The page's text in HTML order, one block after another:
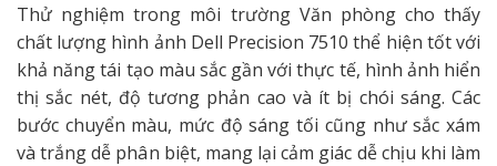
Thử nghiệm trong môi trường Văn phòng cho thấy
chất lượng hình ảnh Dell Precision 7510 thể hiện tốt với
khả năng tái tạo màu sắc gần với thực tế, hình ảnh hiển
thị sắc nét, độ tương phản cao và ít bị chói sáng. Các
bước chuyển màu, mức độ sáng tối cũng như sắc xám
và trắng dễ phân biệt, mang lại cảm giác dễ chịu khi làm